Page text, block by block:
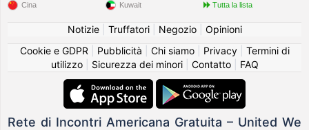
Cina Kuwait Tutta la lista
Notizie| Truffatori| Negozio| Opinioni
Cookie e GDPR
Pubblicità Chi siamo| Privacy| Termini di
utilizzo| Sicurezza dei minori| Contatto| FAQ
Rete di Incontri Americana Gratuita – United We